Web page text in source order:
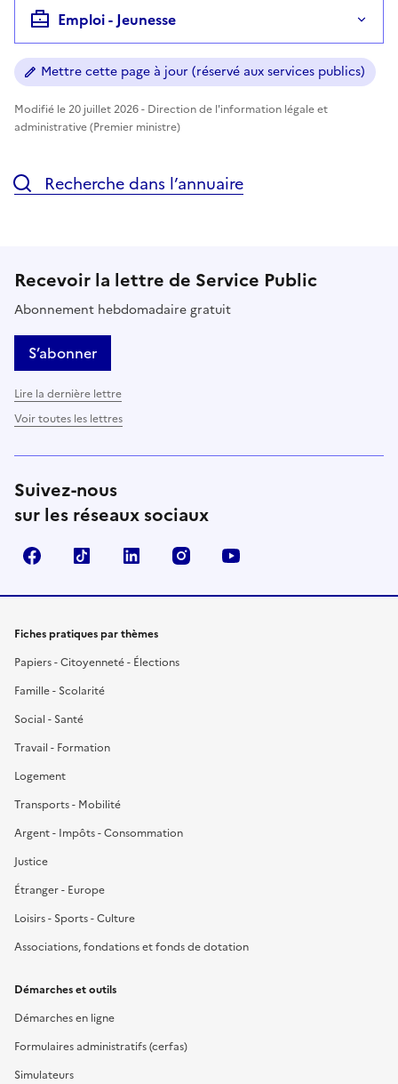
Emploi - Jeunesse
Mettre cette page à jour (réservé aux services publics)
Modifié le 20 juillet 2026 - Direction de l'information légale et
administrative (Premier ministre)
Recherche dans l’annuaire
Recevoir la lettre de Service Public
Abonnement hebdomadaire gratuit
S’abonner
Lire la dernière lettre
Voir toutes les lettres
Suivez-nous
sur les réseaux sociaux
FacebookTikTok LinkedIn Instagram
Fiches pratiques par thèmes
Papiers - Citoyenneté - Élections
Famille - Scolarité
Social - Santé
Travail - Formation
Logement
Transports - Mobilité
Argent - Impôts - Consommation
Justice
Étranger - Europe
Loisirs - Sports - Culture
Associations, fondations et fonds de dotation
Démarches et outils
Démarches en ligne
Formulaires administratifs (cerfas)
Simulateurs